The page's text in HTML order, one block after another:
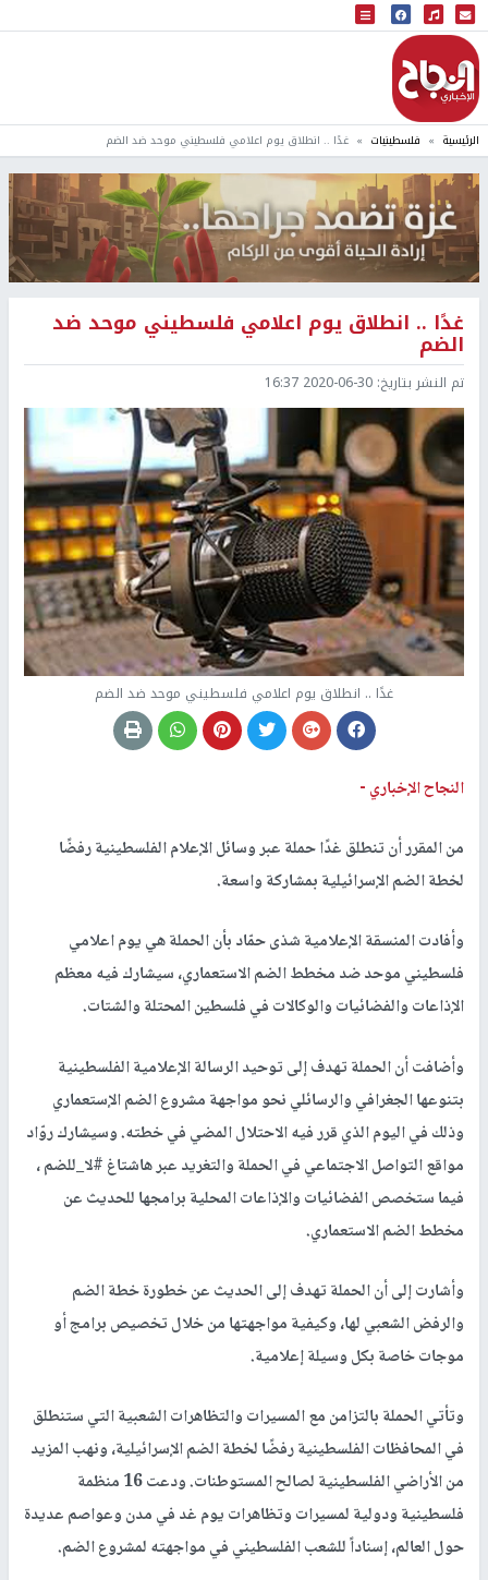
البث المباشر
إذاعة النجاح
الرئيسية فلسطينيات غدًا .. انطلاق يوم اعلامي فلسطيني موحد ضد الضم
غدًا .. انطلاق يوم اعلامي فلسطيني موحد ضد
الضم
تم النشر بتاريخ: 2020-06-30 16:37
غدًا .. انطلاق يوم اعلامي فلسطيني موحد ضد الضم
النجاح الإخباري -
من المقرر أن تنطلق غدًا حملة عبر وسائل الإعلام الفلسطينية رفضًا
لخطة الضم الإسرائيلية بمشاركة واسعة.
وأفادت المنسقة الإعلامية شذى حمّاد بأن الحملة هي يوم اعلامي
فلسطيني موحد ضد مخطط الضم الاستعماري، سيشارك فيه معظم
الإذاعات والفضائيات والوكالات في فلسطين المحتلة والشتات.
وأضافت أن الحملة تهدف إلى توحيد الرسالة الإعلامية الفلسطينية
بتنوعها الجغرافي والرسائلي نحو مواجهة مشروع الضم الإستعماري
وذلك في اليوم الذي قرر فيه الاحتلال المضي في خطته. وسيشارك روّاد
مواقع التواصل الاجتماعي في الحملة والتغريد عبر هاشتاغ #لا_للضم ،
فيما ستخصص الفضائيات والإذاعات المحلية برامجها للحديث عن
مخطط الضم الاستعماري.
وأشارت إلى أن الحملة تهدف إلى الحديث عن خطورة خطة الضم
والرفض الشعبي لها، وكيفية مواجهتها من خلال تخصيص برامج أو
موجات خاصة بكل وسيلة إعلامية.
وتأتي الحملة بالتزامن مع المسيرات والتظاهرات الشعبية التي ستنطلق
في المحافظات الفلسطينية رفضًا لخطة الضم الإسرائيلية، ونهب المزيد
من الأراضي الفلسطينية لصالح المستوطنات. ودعت 16 منظمة
فلسطينية ودولية لمسيرات وتظاهرات يوم غد في مدن وعواصم عديدة
حول العالم، إسناداً للشعب الفلسطيني في مواجهته لمشروع الضم.